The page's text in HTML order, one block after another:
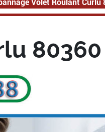
Volet Roulant Curlu
80360